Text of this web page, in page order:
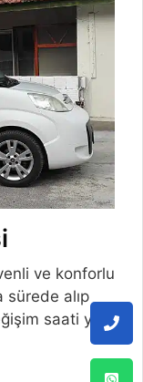
ve konforlu
sürede alıp
saati ya